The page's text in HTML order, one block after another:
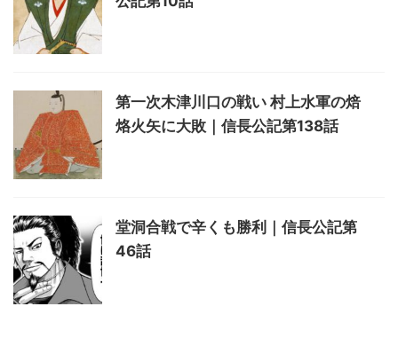
第一次木津川口の戦い 村上水軍の焙
烙火矢に大敗｜信長公記第138話
堂洞合戦で辛くも勝利｜信長公記第
46話